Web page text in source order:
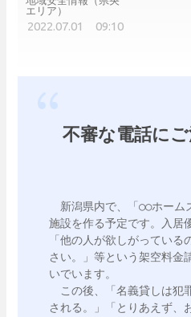
エリア）
2022.07.01 09:10
不審な電話に
新潟県内で、「○○ホーム
施設を作る予定です。入居
「他の人が欲しがってい
さい。」等という架空料金
いでいます。
この後、「名義貸しは犯
される。」「とりあえず、